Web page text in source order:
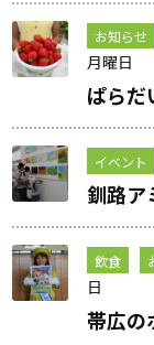
お知らせ
月曜日
ぱらだ
イベント
釧路ア
飲食
日
帯広の